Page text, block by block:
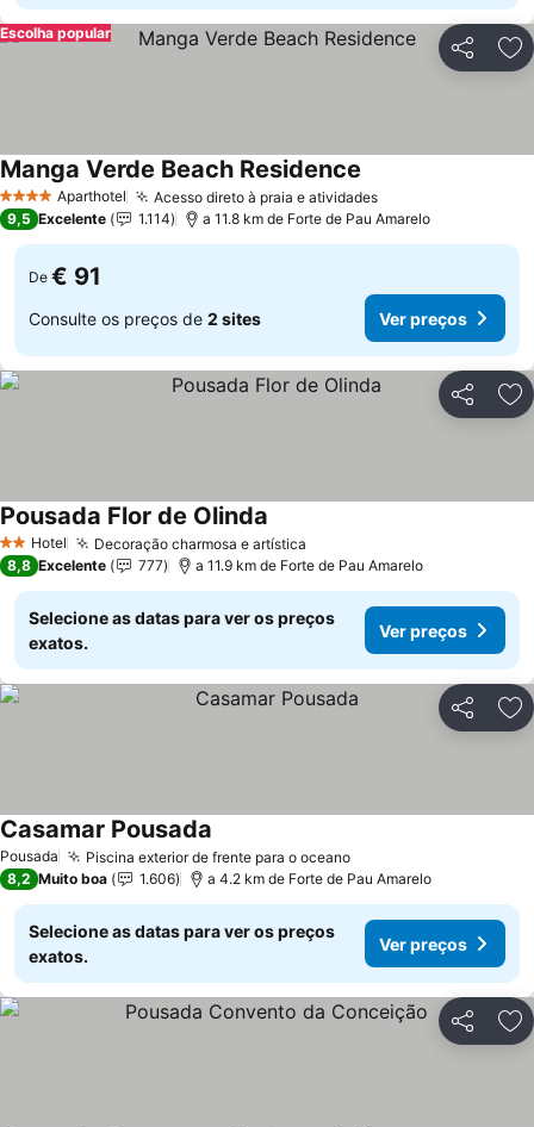
Partilhar
Escolha popular
4 EstrelasAparthotel Acesso direto à praia e atividadesVer preços
Manga Verde Beach Residence
9,5 Excelente 1.114 a 11.8 km de Forte de Pau Amarelo
De € 91
Consulte os preços de 2 sites Ver preços
Partilhar
2 Estrelas
Hotel Decoração charmosa e artística
Pousada Flor de Olinda
8,8 Excelente 777 a 11.9 km de Forte de Pau Amarelo
Selecione as datas para ver os preços
exatos.
Ver preços
Partilhar
Pousada Piscina exterior de frente para o oceanoVer preços
Casamar Pousada
8,2 Muito boa 1.606 a 4.2 km de Forte de Pau Amarelo
Selecione as datas para ver os preços
exatos.
Ver preços
Partilhar